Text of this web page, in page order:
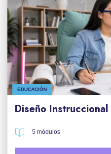
EDUCACIÓN
Diseño Instruccional
5 módulos